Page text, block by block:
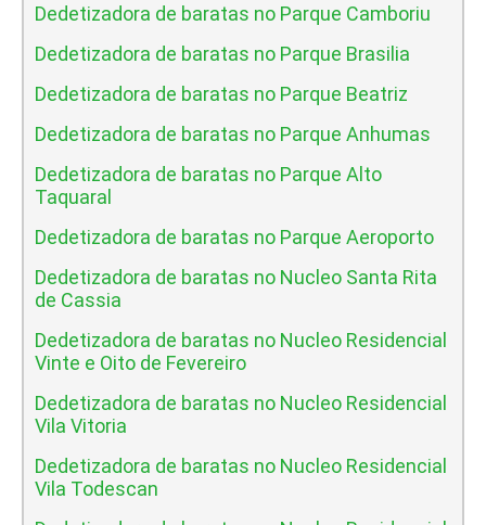
Dedetizadora de baratas no Parque Camboriu
Dedetizadora de baratas no Parque Brasilia
Dedetizadora de baratas no Parque Beatriz
Dedetizadora de baratas no Parque Anhumas
Dedetizadora de baratas no Parque Alto
Taquaral
Dedetizadora de baratas no Parque Aeroporto
Dedetizadora de baratas no Nucleo Santa Rita
de Cassia
Dedetizadora de baratas no Nucleo Residencial
Vinte e Oito de Fevereiro
Dedetizadora de baratas no Nucleo Residencial
Vila Vitoria
Dedetizadora de baratas no Nucleo Residencial
Vila Todescan